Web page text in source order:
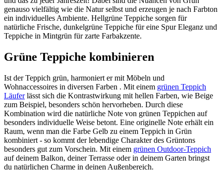
genauso vielfältig wie die Natur selbst und erzeugen je nach Farbton
ein individuelles Ambiente. Hellgrüne Teppiche sorgen für
natürliche Frische, dunkelgrüne Teppiche für eine Spur Eleganz und
Teppiche in Mintgrün für zarte Farbakzente.
Grüne Teppiche kombinieren
Ist der Teppich grün, harmoniert er mit Möbeln und
Wohnaccessoires in diversen Farben . Mit einem grünen Teppich
Läuferlässt sich die Kontrastwirkung mit hellen Farben, wie Beige
zum Beispiel, besonders schön hervorheben. Durch diese
Kombination wird die natürliche Note von grünen Teppichen auf
besonders individuelle Weise betont. Eine originelle Note erhält ein
Raum, wenn man die Farbe Gelb zu einem Teppich in Grün
kombiniert - so kommt der lebendige Charakter des Grüntons
besonders gut zum Vorschein. Mit einem grünen Outdoor-Teppich
auf deinem Balkon, deiner Terrasse oder in deinem Garten bringst
du natürlichen Charme in deinen Außenbereich.